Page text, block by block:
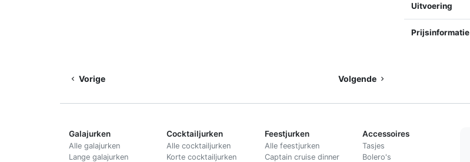
Uitvoering
Prijsinformatie
Vorige Volgende
Galajurken
Alle galajurken
Lange galajurken
Cocktailjurken
Alle cocktailjurken
Korte cocktailjurken
Feestjurken
Alle feestjurken
Captain cruise dinner
Accessoires
Tasjes
Bolero's